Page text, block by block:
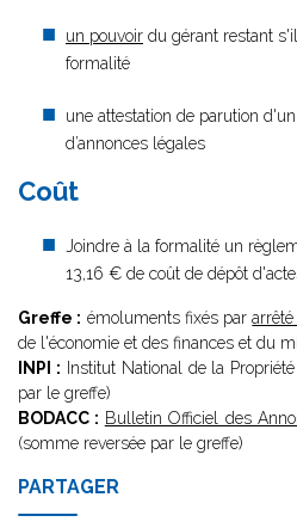
un pouvoir du gérant restant
formalité
une attestation de parution
d’annonces légales
Coût
Joindre à la formalité un
13,16 € de coût de dépôt
Greffe : émoluments fixés par
de l'économie et des finances et du
INPI : Institut National de la
par le greffe)
BODACC : Bulletin Officiel des
(somme reversée par le greffe)
PARTAGER